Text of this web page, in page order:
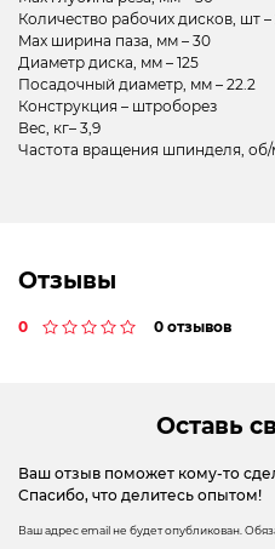
Количество рабочих дисков, шт –
Max ширина паза, мм – 30
Диаметр диска, мм – 125
Посадочный диаметр, мм – 22.2
Конструкция – штроборез
Вес, кг– 3,9
Частота вращения шпинделя,
Отзывы
0 0 отзывов
Оставь
Ваш отзыв поможет кому-то
Спасибо, что делитесь опытом!
Ваш адрес email не будет опубликован.